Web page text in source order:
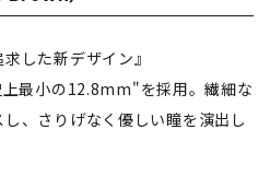
した新デザイン』
最小の12.8mm"を採用。繊細な
、さりげなく優しい瞳を演出し